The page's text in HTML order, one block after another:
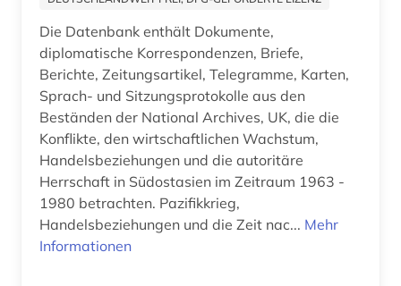
entwicklungsländer (1)
entwicklungspolitik (1)
enzyklopädie (3)
europa (4)
europäische union (2)
fachinformationsdienst lateinamerika, karibik
Hamburg (1)
Hessen (1)
Israel (1)
Japan (2)
Jugoslawien (2)
Die Datenbank enthält Dokumente,
diplomatische Korrespondenzen, Briefe,
Berichte, Zeitungsartikel, Telegramme, Karten,
Sprach- und Sitzungsprotokolle aus den
Beständen der National Archives, UK, die die
Konflikte, den wirtschaftlichen Wachstum,
Handelsbeziehungen und die autoritäre
Herrschaft in Südostasien im Zeitraum 1963 -
1980 betrachten. Pazifikkrieg,
Handelsbeziehungen und die Zeit nac... Mehr
Informationen